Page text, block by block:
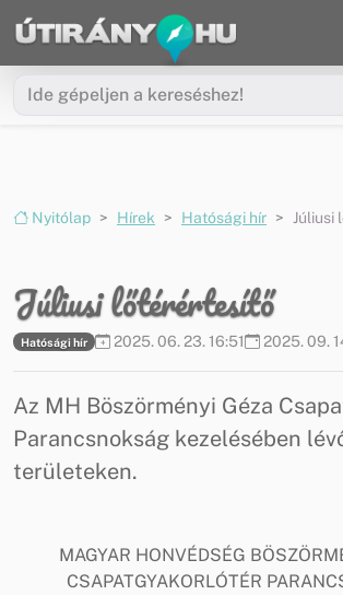
Ugrás a menüre
Ugrás a tartalomra
Nyitólap Hírek Hatósági hír Júliusi
Júliusi lőtérértesítő
Hatósági hír 2025. 06. 23. 16:51 2025. 09.
Az MH Böszörményi Géza
Parancsnokság kezelésében
területeken.
MAGYAR HONVÉDSÉG
CSAPATGYAKORLÓTÉR